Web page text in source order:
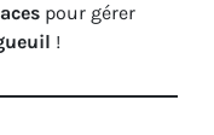
pour gérer
!